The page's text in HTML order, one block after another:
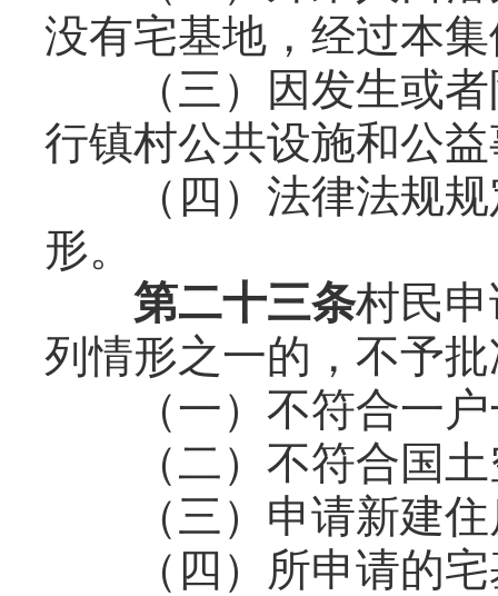
没有宅基地，经过本
（三）因发生或者
行镇村公共设施和公
（四）法律法规规
形。
第二十三条村民
列情形之一的，不予
（一）不符合一户
（二）不符合国土
（三）申请新建住
（四）所申请的宅